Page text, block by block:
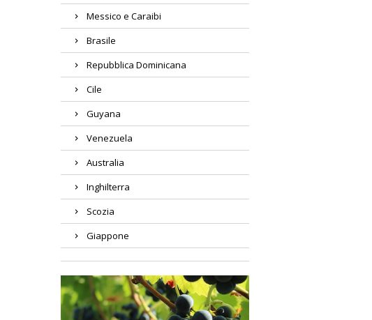
Messico e Caraibi
Brasile
Repubblica Dominicana
Cile
Guyana
Venezuela
Australia
Inghilterra
Scozia
Giappone